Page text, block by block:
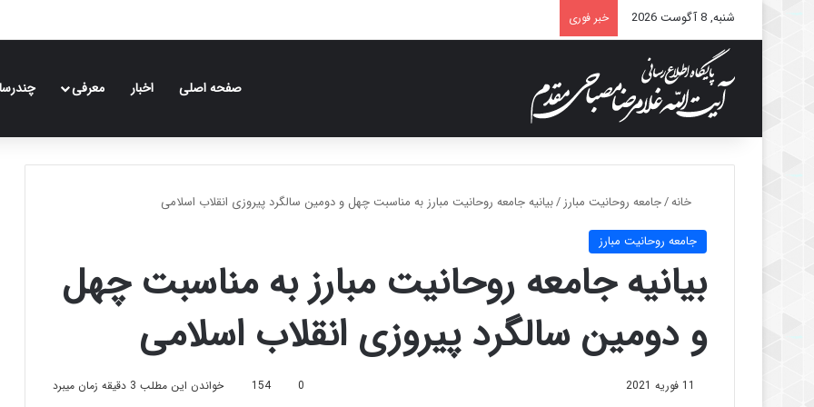
شنبه, 8 آگوست 2026 خبر فوری
صفحه اصلی اخبار معرفی
خانه/جامعه روحانیت مبارز/بیانیه جامعه روحانیت مبارز به مناسبت چهل و دومین سالگرد پیروزی انقلاب اسلامی
جامعه روحانیت مبارز
بیانیه جامعه روحانیت مبارز به مناسبت چهل
و دومین سالگرد پیروزی انقلاب اسلامی
11 فوریه 2021 0
154 خواندن این مطلب 3 دقیقه زمان میبرد